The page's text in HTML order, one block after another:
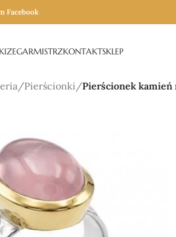
Facebook
ZEGARMISTRZKONTAKTSKLEP
/Pierścionki /Pierścionek kamień